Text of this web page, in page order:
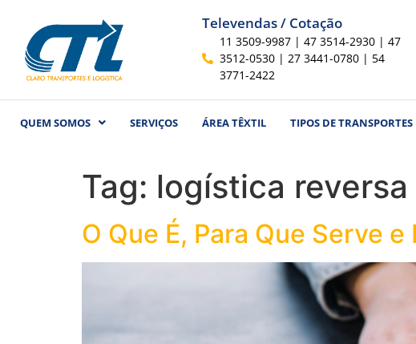
Televendas / Cotação
11 3509-9987 | 47 3514-2930 | 47
3512-0530 | 27 3441-0780 | 54
3771-2422
QUEM SOMOS SERVIÇOS ÁREA TÊXTIL TIPOS DE TRANSPORTES
Tag: logística
O Que É, Para Que Serve